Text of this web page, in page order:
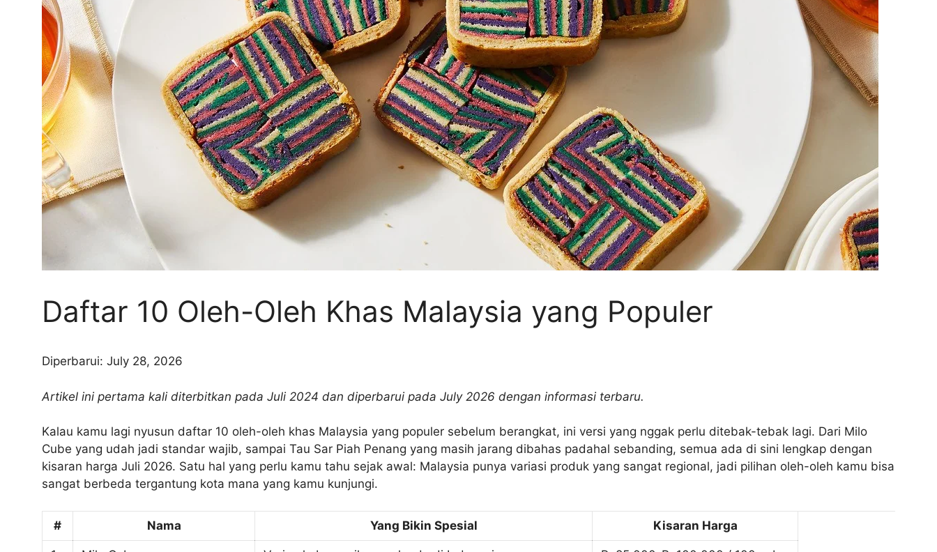
Daftar 10 Oleh-Oleh Khas Malaysia yang Populer
Diperbarui: July 28, 2026
Artikel ini pertama kali diterbitkan pada Juli 2024 dan diperbarui pada July 2026 dengan informasi terbaru.
Kalau kamu lagi nyusun daftar 10 oleh-oleh khas Malaysia yang populer sebelum berangkat, ini versi yang nggak perlu ditebak-tebak lagi. Dari Milo
Cube yang udah jadi standar wajib, sampai Tau Sar Piah Penang yang masih jarang dibahas padahal sebanding, semua ada di sini lengkap dengan
kisaran harga Juli 2026. Satu hal yang perlu kamu tahu sejak awal: Malaysia punya variasi produk yang sangat regional, jadi pilihan oleh-oleh kamu bisa
sangat berbeda tergantung kota mana yang kamu kunjungi.
# Nama Yang Bikin Spesial Kisaran Harga